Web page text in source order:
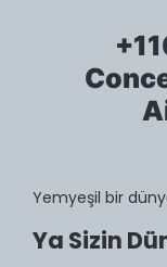
Yemyeşil bir
Ya Sizin